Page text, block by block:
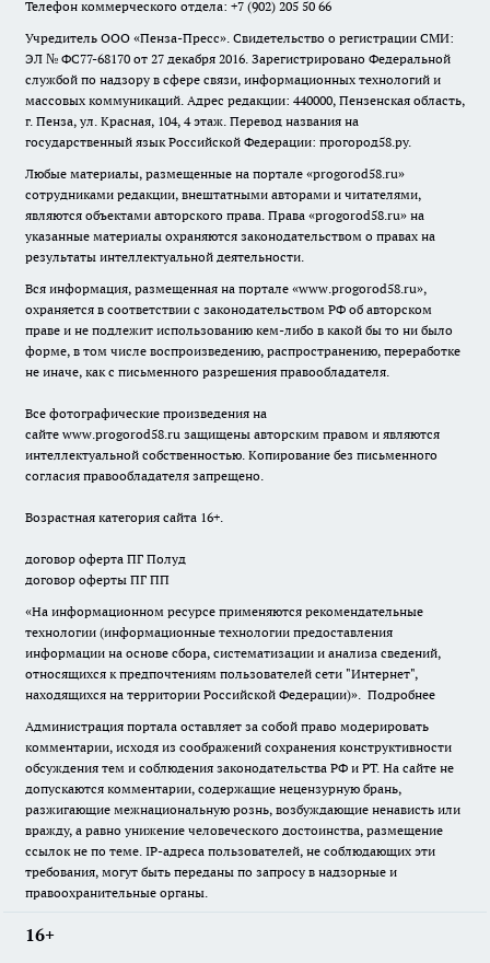
Телефон коммерческого отдела: +7 (902) 205 50 66
Учредитель ООО «Пенза-Пресс». Свидетельство о регистрации СМИ:
ЭЛ № ФС77-68170 от 27 декабря 2016. Зарегистрировано Федеральной
службой по надзору в сфере связи, информационных технологий и
массовых коммуникаций. Адрес редакции: 440000, Пензенская область,
г. Пенза, ул. Красная, 104, 4 этаж. Перевод названия на
государственный язык Российской Федерации: прогород58.ру.
Любые материалы, размещенные на портале «progorod58.ru»
сотрудниками редакции, внештатными авторами и читателями,
являются объектами авторского права. Права «progorod58.ru» на
указанные материалы охраняются законодательством о правах на
результаты интеллектуальной деятельности.
Вся информация, размещенная на портале «www.progorod58.ru»,
охраняется в соответствии с законодательством РФ об авторском
праве и не подлежит использованию кем-либо в какой бы то ни было
форме, в том числе воспроизведению, распространению, переработке
не иначе, как с письменного разрешения правообладателя.
Все фотографические произведения на
сайте www.progorod58.ru защищены авторским правом и являются
интеллектуальной собственностью. Копирование без письменного
согласия правообладателя запрещено.
Возрастная категория сайта 16+.
договор оферта ПГ Полуд
договор оферты ПГ ПП
«На информационном ресурсе применяются рекомендательные
технологии (информационные технологии предоставления
информации на основе сбора, систематизации и анализа сведений,
относящихся к предпочтениям пользователей сети "Интернет",
находящихся на территории Российской Федерации)». Подробнее
Администрация портала оставляет за собой право модерировать
комментарии, исходя из соображений сохранения конструктивности
обсуждения тем и соблюдения законодательства РФ и РТ. На сайте не
допускаются комментарии, содержащие нецензурную брань,
разжигающие межнациональную рознь, возбуждающие ненависть или
вражду, а равно унижение человеческого достоинства, размещение
ссылок не по теме. IP-адреса пользователей, не соблюдающих эти
требования, могут быть переданы по запросу в надзорные и
правоохранительные органы.
16+